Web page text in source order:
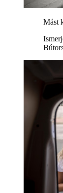
Mást